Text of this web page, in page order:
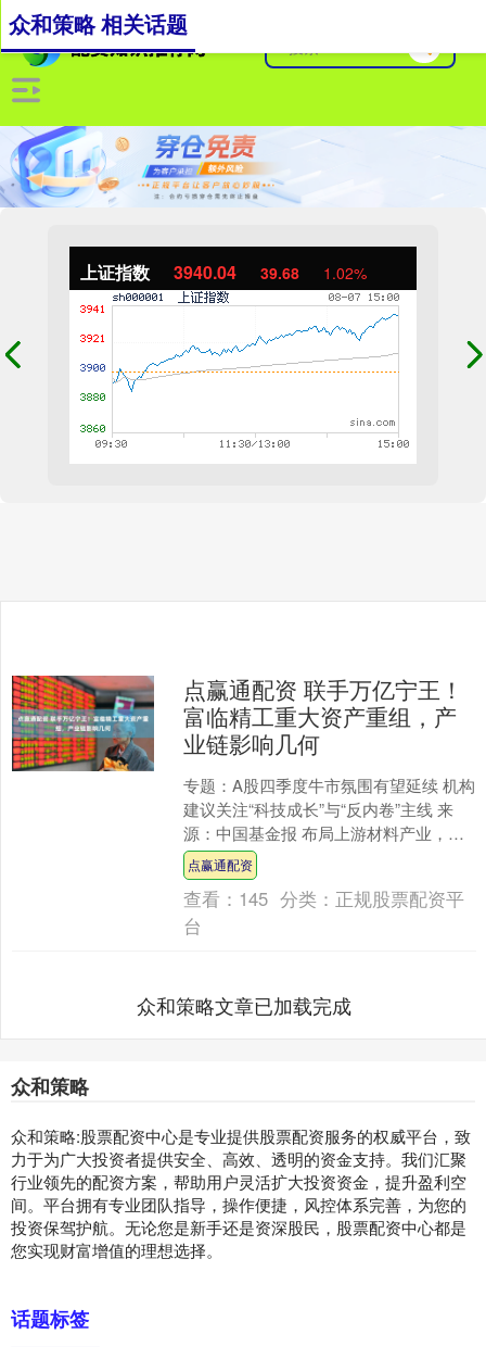
上证指数 3940.04 39.68 1.02%
众和策略 相关话题
点赢通配资 联手万亿宁王！
富临精工重大资产重组，产
业链影响几何
专题：A股四季度牛市氛围有望延续 机构
建议关注“科技成长”与“反内卷”主线 来
源：中国基金报 布局上游材料产业，宁
德时代再次发出重要信号。 9月29日晚
间，富临....
点赢通配资
查看： 145 分类： 正规股票配资平
台
众和策略文章已加载完成
众和策略
众和策略:股票配资中心是专业提供股票配资服务的权威平台，致
力于为广大投资者提供安全、高效、透明的资金支持。我们汇聚
行业领先的配资方案，帮助用户灵活扩大投资资金，提升盈利空
间。平台拥有专业团队指导，操作便捷，风控体系完善，为您的
投资保驾护航。无论您是新手还是资深股民，股票配资中心都是
您实现财富增值的理想选择。
话题标签